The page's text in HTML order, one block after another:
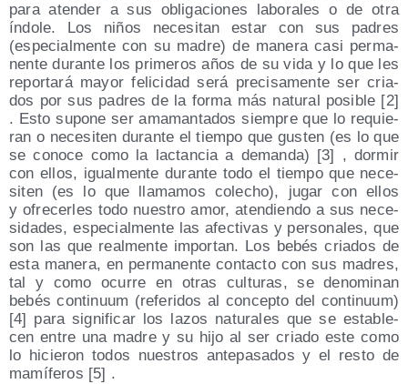
para aten­der a sus obli­ga­cio­nes labo­ra­les o de otra
índo­le. Los niños nece­si­tan estar con sus padres
(espe­cial­men­te con su madre) de mane­ra casi per­ma­
nen­te duran­te los pri­me­ros años de su vida y lo que les
repor­ta­rá mayor feli­ci­dad será pre­ci­sa­men­te ser cria­
dos por sus padres de la for­ma más natu­ral posi­ble [2]
. Esto supo­ne ser ama­man­ta­dos siem­pre que lo requie­
ran o nece­si­ten duran­te el tiem­po que gus­ten (es lo que
se cono­ce como la lac­tan­cia a deman­da) [3] , dor­mir
con ellos, igual­men­te duran­te todo el tiem­po que nece­
si­ten (es lo que lla­ma­mos cole­cho), jugar con ellos
y ofre­cer­les todo nues­tro amor, aten­dien­do a sus nece­
si­da­des, espe­cial­men­te las afec­ti­vas y per­so­na­les, que
son las que real­men­te impor­tan. Los bebés cria­dos de
esta mane­ra, en per­ma­nen­te con­tac­to con sus madres,
tal y como ocu­rre en otras cul­tu­ras, se deno­mi­nan
bebés con­ti­nuum (refe­ri­dos al con­cep­to del con­ti­nuum)
[4] para sig­ni­fi­car los lazos natu­ra­les que se esta­ble­
cen entre una madre y su hijo al ser cria­do este como
lo hicie­ron todos nues­tros ante­pa­sa­dos y el res­to de
mamí­fe­ros [5] .